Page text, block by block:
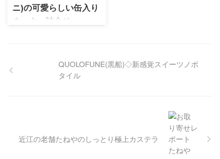
ニ)の可愛らしい缶入り
クッキー詰合せ
スクランブルスクエアのみ。
食感が楽しめる食べ応えのあ
QUOLOFUNE(黒船)◇新感覚スイーツノボ
タイル
近江の老舗たねやのしっとり極上カステラ